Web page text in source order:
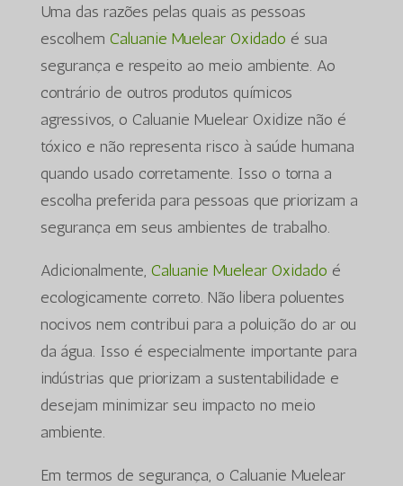
Uma das razões pelas quais as pessoas
escolhem Caluanie Muelear Oxidado é sua
segurança e respeito ao meio ambiente. Ao
contrário de outros produtos químicos
agressivos, o Caluanie Muelear Oxidize não é
tóxico e não representa risco à saúde humana
quando usado corretamente. Isso o torna a
escolha preferida para pessoas que priorizam a
segurança em seus ambientes de trabalho.
Adicionalmente, Caluanie Muelear Oxidado é
ecologicamente correto. Não libera poluentes
nocivos nem contribui para a poluição do ar ou
da água. Isso é especialmente importante para
indústrias que priorizam a sustentabilidade e
desejam minimizar seu impacto no meio
ambiente.
Em termos de segurança, o Caluanie Muelear